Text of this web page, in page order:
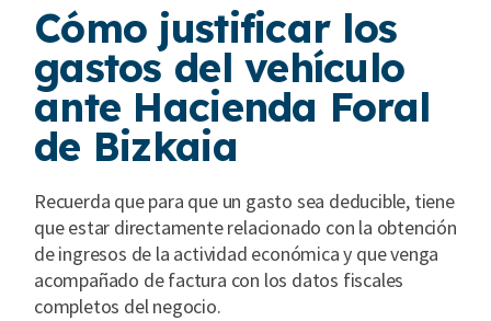
Cómo justificar los
gastos del vehículo
ante Hacienda Foral
de Bizkaia
Recuerda que para que un gasto sea deducible, tiene
que estar directamente relacionado con la obtención
de ingresos de la actividad económica y que venga
acompañado de factura con los datos fiscales
completos del negocio.